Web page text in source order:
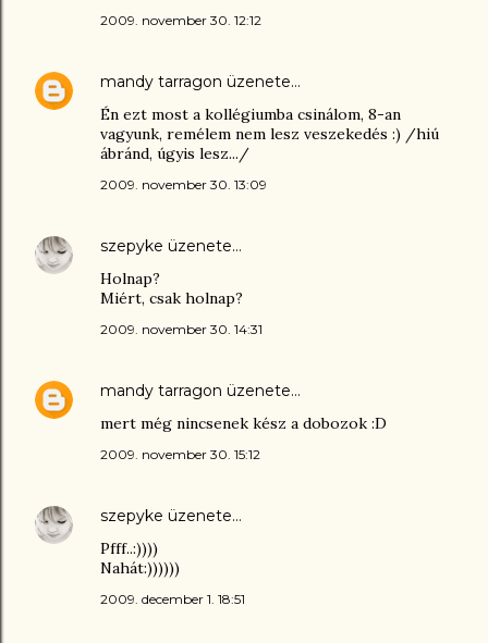
2009. november 30. 12:12
mandy tarragon üzenete…
Én ezt most a kollégiumba csinálom, 8-an
vagyunk, remélem nem lesz veszekedés :) /hiú
ábránd, úgyis lesz.../
2009. november 30. 13:09
szepyke üzenete…
Holnap?
Miért, csak holnap?
2009. november 30. 14:31
mandy tarragon üzenete…
mert még nincsenek kész a dobozok :D
2009. november 30. 15:12
szepyke üzenete…
Pfff..:))))
Nahát:))))))
2009. december 1. 18:51